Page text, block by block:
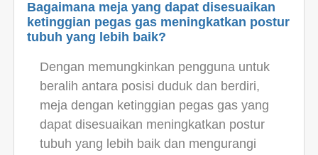
Bagaimana meja yang dapat disesuaikan
ketinggian pegas gas meningkatkan postur
tubuh yang lebih baik?
Dengan memungkinkan pengguna untuk
beralih antara posisi duduk dan berdiri,
meja dengan ketinggian pegas gas yang
dapat disesuaikan meningkatkan postur
tubuh yang lebih baik dan mengurangi